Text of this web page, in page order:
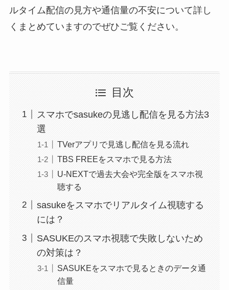
ルタイム配信の見方や通信量の不安について詳し
くまとめていますのでぜひご覧ください。
目次
スマホでsasukeの見逃し配信を見る方法3
選
TVerアプリで見逃し配信を見る流れ
TBS FREEをスマホで見る方法
U-NEXTで過去大会や完全版をスマホ視
聴する
sasukeをスマホでリアルタイム視聴する
には？
SASUKEのスマホ視聴で失敗しないため
の対策は？
SASUKEをスマホで見るときのデータ通
信量